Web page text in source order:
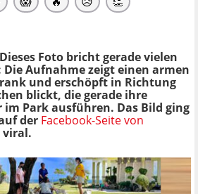
Dieses Foto bricht gerade vielen
Die Aufnahme zeigt einen armen
und erschöpft in Richtung
blickt, die gerade ihre
im Park ausführen. Das Bild ging
der Facebook-Seite von
viral.